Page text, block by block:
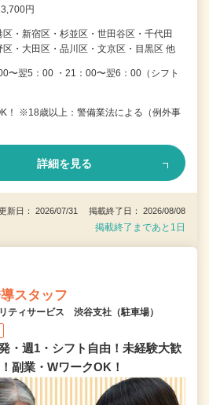
円
・新宿区・杉並区・世田谷区・千代田
・大田区・品川区・文京区・目黒区 他
〜翌5：00 ・21：00〜翌6：00（シフト
！ ※18歳以上：警備業法による（例外事
詳細を見る
新日： 2026/07/31 掲載終了日： 2026/08/08
掲載終了まであと1日
スタッフ
ティサービス 渋谷支社（駐車場）
・週1・シフト自由！未経験大歓
副業・WワークOK！